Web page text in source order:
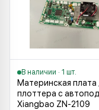
В наличии · 1 шт.
Материнская плата
плоттера с
Xiangbao ZN-2109